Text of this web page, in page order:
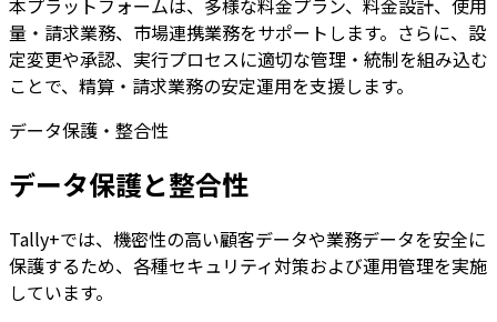
量・請求業務、市場連携業務をサポートします。さらに、設
定変更や承認、実行プロセスに適切な管理・統制を組み込む
ことで、精算・請求業務の安定運用を支援します。
データ保護・整合性
データ保護と整合性
Tally+では、機密性の高い顧客データや業務データを安全に
保護するため、各種セキュリティ対策および運用管理を実施
しています。